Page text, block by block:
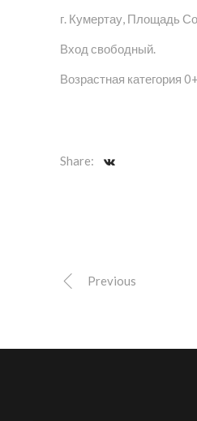
г. Кумертау, Площадь
Вход свободный.
Возрастная категория 0+
Share:
Previous